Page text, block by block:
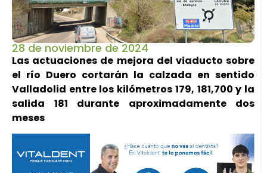
28 de noviembre de 2024
Las actuaciones de mejora del viaducto sobre
el río Duero cortarán la calzada en sentido
Valladolid entre los kilómetros 179, 181,700 y la
salida 181 durante aproximadamente dos
meses